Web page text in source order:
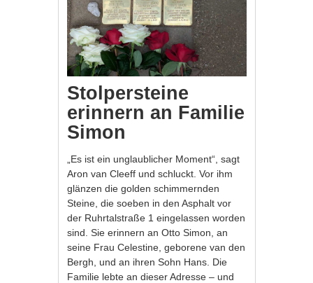
Stolpersteine
erinnern an Familie
Simon
„Es ist ein unglaublicher Moment“, sagt
Aron van Cleeff und schluckt. Vor ihm
glänzen die golden schimmernden
Steine, die soeben in den Asphalt vor
der Ruhrtalstraße 1 eingelassen worden
sind. Sie erinnern an Otto Simon, an
seine Frau Celestine, geborene van den
Bergh, und an ihren Sohn Hans. Die
Familie lebte an dieser Adresse – und